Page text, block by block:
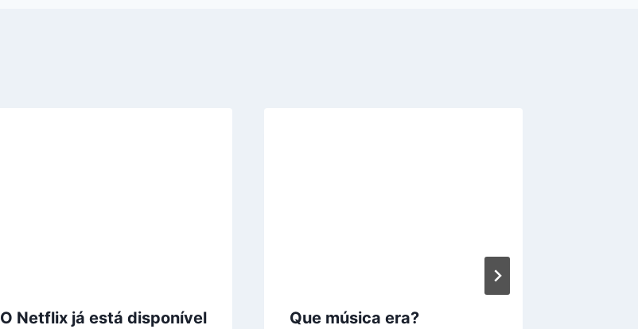
O Netflix já está disponível
Que música era?